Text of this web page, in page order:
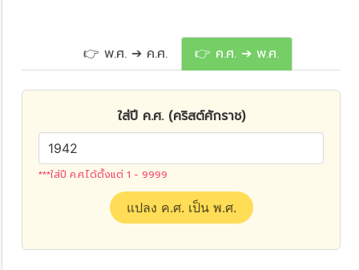
👉 พ.ศ. ➔ ค.ศ. 👉 ค.ศ. ➔ พ.ศ.
ใส่ปี ค.ศ. (คริสต์ศักราช)
***ใส่ปี ค.ศ.ได้ตั้งแต่ 1 - 9999
แปลง ค.ศ. เป็น พ.ศ.